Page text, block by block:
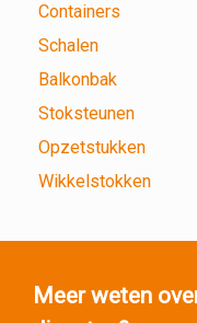
Containers
Schalen
Balkonbak
Stoksteunen
Opzetstukken
Wikkelstokken
Meer weten